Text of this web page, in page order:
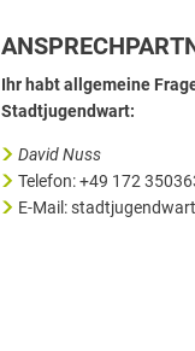
Ihr habt allgemeine
Stadtjugendwart:
David Nuss
Telefon: +49 172
E-Mail: